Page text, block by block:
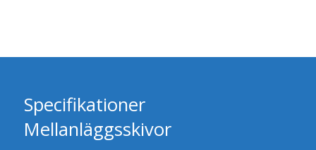
Specifikationer
Mellanläggsskivor